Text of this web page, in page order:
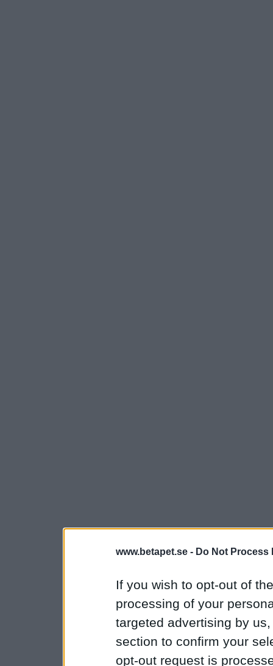
www.betapet.se - Do Not Process
If you wish to opt-out of
processing of your
targeted advertising by
section to confirm your
opt-out request is